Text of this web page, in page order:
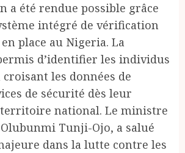
a été rendue possible grâce
intégré de vérification
place au Nigeria. La
d’identifier les individus
les données de
de sécurité dès leur
national. Le ministre
Tunji-Ojo, a salué
dans la lutte contre les